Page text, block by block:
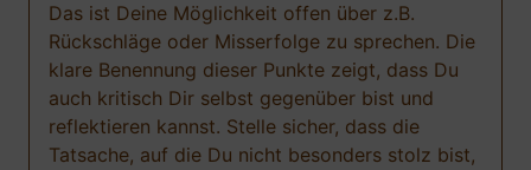
Das ist Deine Möglichkeit offen über z.B.
Rückschläge oder Misserfolge zu sprechen. Die
klare Benennung dieser Punkte zeigt, dass Du
auch kritisch Dir selbst gegenüber bist und
reflektieren kannst. Stelle sicher, dass die
Tatsache, auf die Du nicht besonders stolz bist,